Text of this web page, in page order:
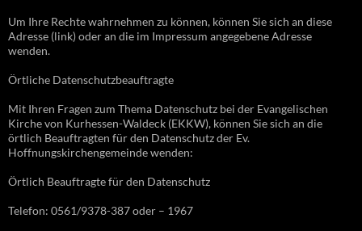
Um Ihre Rechte wahrnehmen zu können, können Sie sich an diese
Adresse (link) oder an die im Impressum angegebene Adresse
wenden.
Örtliche Datenschutzbeauftragte
Mit Ihren Fragen zum Thema Datenschutz bei der Evangelischen
Kirche von Kurhessen-Waldeck (EKKW), können Sie sich an die
örtlich Beauftragten für den Datenschutz der Ev.
Hoffnungskirchengemeinde wenden:
Örtlich Beauftragte für den Datenschutz
Telefon: 0561/9378-387 oder – 1967